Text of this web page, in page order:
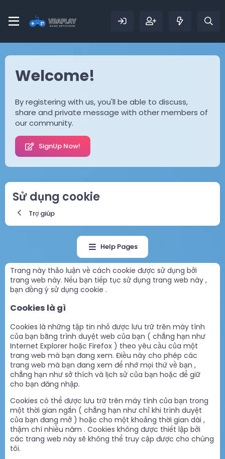
Welcome!
By registering with us, you'll be able to discuss,
share and private message with other members of
our community.
SignUp Now!
Sử dụng cookie
Trợ giúp
Help Pages
Trang này thảo luận về cách cookie được sử dụng bởi
trang web này. Nếu bạn tiếp tục sử dụng trang web này ,
bạn đồng ý sử dụng cookie .
Cookies là gì
Cookies là những tập tin nhỏ được lưu trữ trên máy tính
của bạn bằng trình duyệt web của bạn ( chẳng hạn như
Internet Explorer hoặc Firefox ) theo yêu cầu của một
trang web mà bạn đang xem. Điều này cho phép các
trang web mà bạn đang xem để nhớ mọi thứ về bạn ,
chẳng hạn như sở thích và lịch sử của bạn hoặc để giữ
cho bạn đăng nhập.
Cookies có thể được lưu trữ trên máy tính của bạn trong
một thời gian ngắn ( chẳng hạn như chỉ khi trình duyệt
của bạn đang mở ) hoặc cho một khoảng thời gian dài ,
thậm chí nhiều năm . Cookies không được thiết lập bởi
các trang web này sẽ không thể truy cập được cho chúng
tôi.